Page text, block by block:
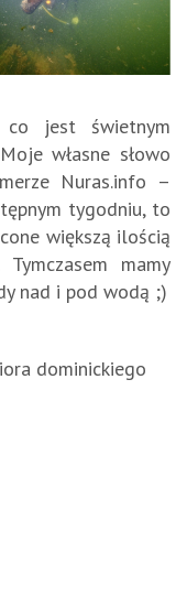
co jest świetnym
własne słowo
Nuras.info –
tygodniu, to
większą ilością
mamy
nad i pod wodą ;)
dominickiego